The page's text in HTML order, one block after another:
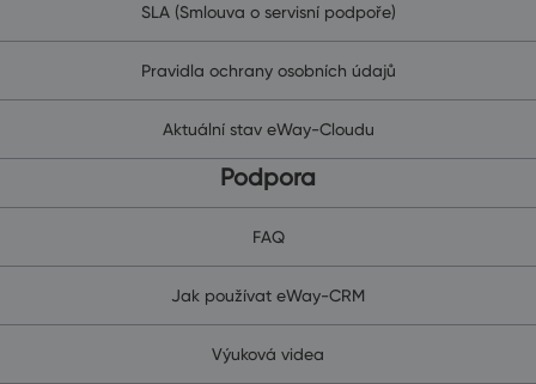
SLA (Smlouva o servisní podpoře)
Pravidla ochrany osobních údajů
Aktuální stav eWay-Cloudu
Podpora
FAQ
Jak používat eWay-CRM
Výuková videa